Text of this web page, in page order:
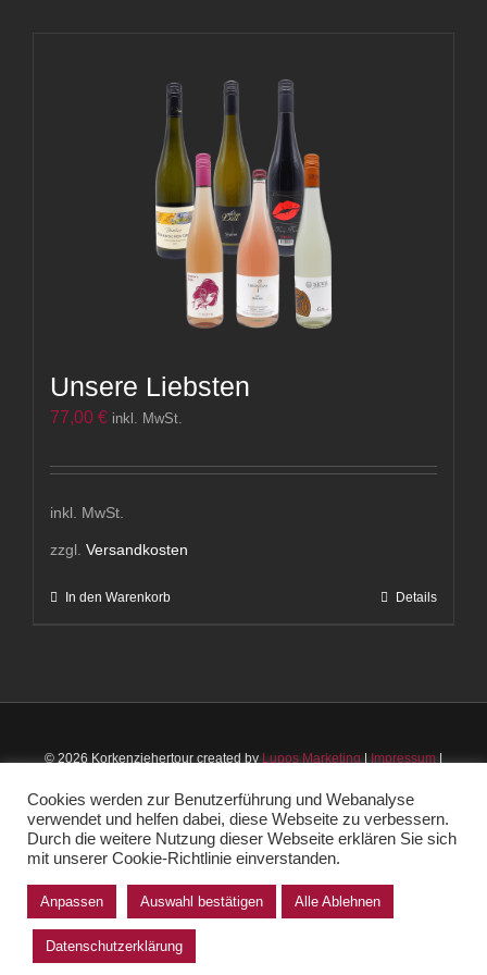
Unsere Liebsten
77,00 € inkl. MwSt.
inkl. MwSt.
zzgl. Versandkosten
In den Warenkorb Details
© 2026 Korkenziehertour created by Lupos Marketing Impressum
Instagram
Facebook
Vertrag widerrufen
Cookies werden zur Benutzerführung und Webanalyse
verwendet und helfen dabei, diese Webseite zu verbessern.
Durch die weitere Nutzung dieser Webseite erklären Sie sich
mit unserer Cookie-Richtlinie einverstanden.
Anpassen Auswahl bestätigen Alle Ablehnen
Datenschutzerklärung